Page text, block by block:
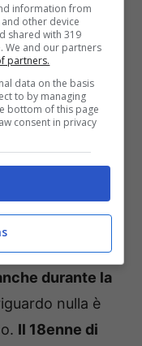
potrebbe inoltre
durante la
nulla è
Il 18enne di
information from
other device
shared with 319
We and our partners
partners.
data on the basis
to by managing
bottom of this page
consent in privacy